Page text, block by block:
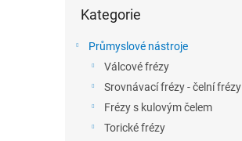
kategorie
Kategorie
Průmyslové nástroje
Válcové frézy
Srovnávací frézy - čelní frézy
Frézy s kulovým čelem
Torické frézy